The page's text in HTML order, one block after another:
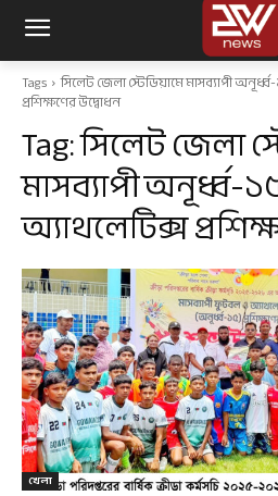
Tags সিলেট জেলা স্টেডিয়ামে মাসব্যাপী
প্রশিক্ষণের উদ্বোধন
Tag:সিলেট জেলা
মাসব্যাপী
অ্যাথলেটিক্স
খেলা